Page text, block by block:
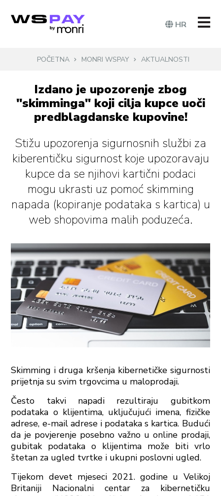
HR
POČETNA MONRI WSPAY AKTUALNOSTI
Izdano je upozorenje zbog
"skimminga" koji cilja kupce uoči
predblagdanske kupovine!
Stižu upozorenja sigurnosnih službi za
kiberentičku sigurnost koje upozoravaju
kupce da se njihovi kartični podaci
mogu ukrasti uz pomoć skimming
napada (kopiranje podataka s kartica) u
web shopovima malih poduzeća.
Skimming i druga kršenja kibernetičke sigurnosti
prijetnja su svim trgovcima u maloprodaji.
Često takvi napadi rezultiraju gubitkom
podataka o klijentima, uključujući imena, fizičke
adrese, e-mail adrese i podataka s kartica. Budući
da je povjerenje posebno važno u online prodaji,
gubitak podataka o klijentima može biti vrlo
štetan za ugled tvrtke i ukupni poslovni ugled.
Tijekom devet mjeseci 2021. godine u Velikoj
Britaniji Nacionalni centar za kibernetičku